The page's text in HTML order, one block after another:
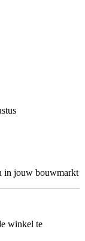
in jouw bouwmarkt
winkel te